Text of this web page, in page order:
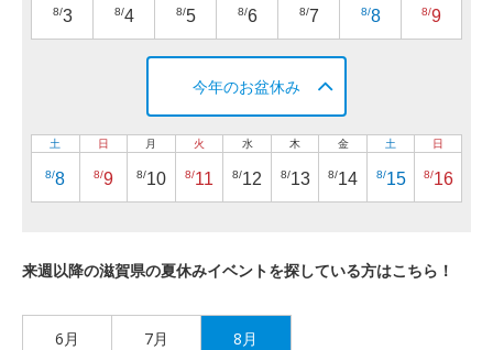
8/3 8/4 8/5 8/6 8/7 8/8 8/9
今年のお盆休み
土
8/8
日
8/9
月
8/10
火
8/11
水
8/12
木
8/13
金
8/14
土
8/15
日
8/16
来週以降の滋賀県の夏休みイベントを探している方はこちら！
6月 7月 8月